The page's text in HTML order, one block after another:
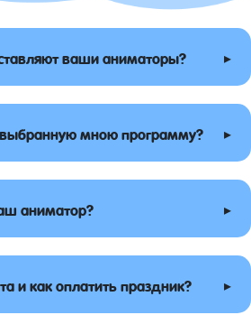
ваши аниматоры? ▸
мною программу? ▸
аниматор? ▸
и как оплатить праздник? ▸